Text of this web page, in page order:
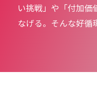
い挑戦」や「付加価
なげる。そんな好循